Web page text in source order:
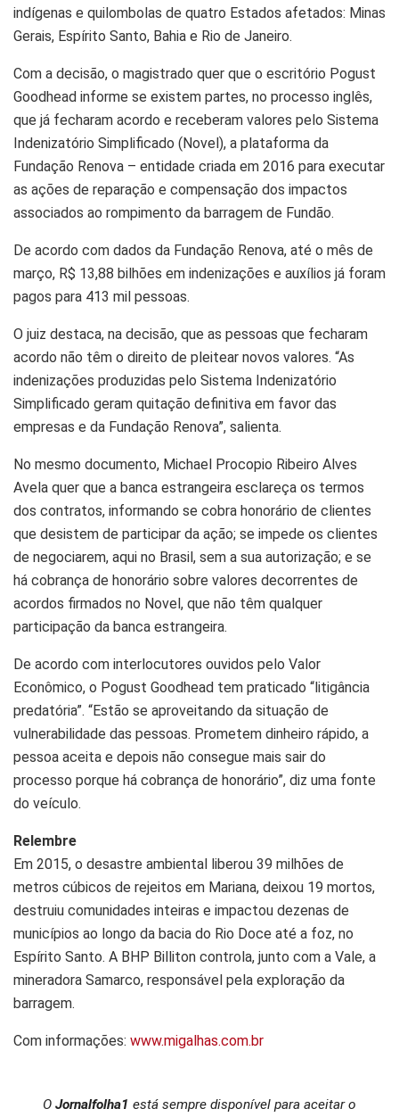
indígenas e quilombolas de quatro Estados afetados: Minas
Gerais, Espírito Santo, Bahia e Rio de Janeiro.
Com a decisão, o magistrado quer que o escritório Pogust
Goodhead informe se existem partes, no processo inglês,
que já fecharam acordo e receberam valores pelo Sistema
Indenizatório Simplificado (Novel), a plataforma da
Fundação Renova – entidade criada em 2016 para executar
as ações de reparação e compensação dos impactos
associados ao rompimento da barragem de Fundão.
De acordo com dados da Fundação Renova, até o mês de
março, R$ 13,88 bilhões em indenizações e auxílios já foram
pagos para 413 mil pessoas.
O juiz destaca, na decisão, que as pessoas que fecharam
acordo não têm o direito de pleitear novos valores. “As
indenizações produzidas pelo Sistema Indenizatório
Simplificado geram quitação definitiva em favor das
empresas e da Fundação Renova”, salienta.
No mesmo documento, Michael Procopio Ribeiro Alves
Avela quer que a banca estrangeira esclareça os termos
dos contratos, informando se cobra honorário de clientes
que desistem de participar da ação; se impede os clientes
de negociarem, aqui no Brasil, sem a sua autorização; e se
há cobrança de honorário sobre valores decorrentes de
acordos firmados no Novel, que não têm qualquer
participação da banca estrangeira.
De acordo com interlocutores ouvidos pelo Valor
Econômico, o Pogust Goodhead tem praticado “litigância
predatória”. “Estão se aproveitando da situação de
vulnerabilidade das pessoas. Prometem dinheiro rápido, a
pessoa aceita e depois não consegue mais sair do
processo porque há cobrança de honorário”, diz uma fonte
do veículo.
Relembre
Em 2015, o desastre ambiental liberou 39 milhões de
metros cúbicos de rejeitos em Mariana, deixou 19 mortos,
destruiu comunidades inteiras e impactou dezenas de
municípios ao longo da bacia do Rio Doce até a foz, no
Espírito Santo. A BHP Billiton controla, junto com a Vale, a
mineradora Samarco, responsável pela exploração da
barragem.
Com informações: www.migalhas.com.br
O Jornalfolha1 está sempre disponível para aceitar o